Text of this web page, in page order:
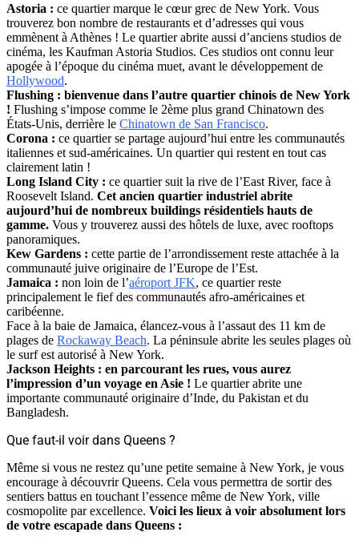
Astoria : ce quartier marque le cœur grec de New York. Vous
trouverez bon nombre de restaurants et d’adresses qui vous
emmènent à Athènes ! Le quartier abrite aussi d’anciens studios de
cinéma, les Kaufman Astoria Studios. Ces studios ont connu leur
apogée à l’époque du cinéma muet, avant le développement de
Hollywood.
Flushing : bienvenue dans l’autre quartier chinois de New York
! Flushing s’impose comme le 2ème plus grand Chinatown des
États-Unis, derrière le Chinatown de San Francisco.
Corona : ce quartier se partage aujourd’hui entre les communautés
italiennes et sud-américaines. Un quartier qui restent en tout cas
clairement latin !
Long Island City : ce quartier suit la rive de l’East River, face à
Roosevelt Island. Cet ancien quartier industriel abrite
aujourd’hui de nombreux buildings résidentiels hauts de
gamme. Vous y trouverez aussi des hôtels de luxe, avec rooftops
panoramiques.
Kew Gardens : cette partie de l’arrondissement reste attachée à la
communauté juive originaire de l’Europe de l’Est.
Jamaica : non loin de l’aéroport JFK, ce quartier reste
principalement le fief des communautés afro-américaines et
caribéenne.
Face à la baie de Jamaica, élancez-vous à l’assaut des 11 km de
plages de Rockaway Beach. La péninsule abrite les seules plages où
le surf est autorisé à New York.
Jackson Heights : en parcourant les rues, vous aurez
l’impression d’un voyage en Asie ! Le quartier abrite une
importante communauté originaire d’Inde, du Pakistan et du
Bangladesh.
Que faut-il voir dans Queens ?
Même si vous ne restez qu’une petite semaine à New York, je vous
encourage à découvrir Queens. Cela vous permettra de sortir des
sentiers battus en touchant l’essence même de New York, ville
cosmopolite par excellence. Voici les lieux à voir absolument lors
de votre escapade dans Queens :